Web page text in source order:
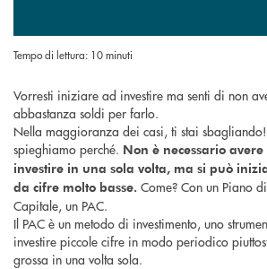
Tempo di lettura: 10 minuti
Vorresti iniziare ad investire ma senti di non
abbastanza soldi per farlo.
Nella maggioranza dei casi, ti stai
spieghiamo perché. Non è necessario
investire in una sola volta, ma si può
da cifre molto basse. Come? Con un Piano
Capitale, un PAC.
Il PAC è un metodo di investimento, uno
investire piccole cifre in modo periodico
grossa in una volta sola.